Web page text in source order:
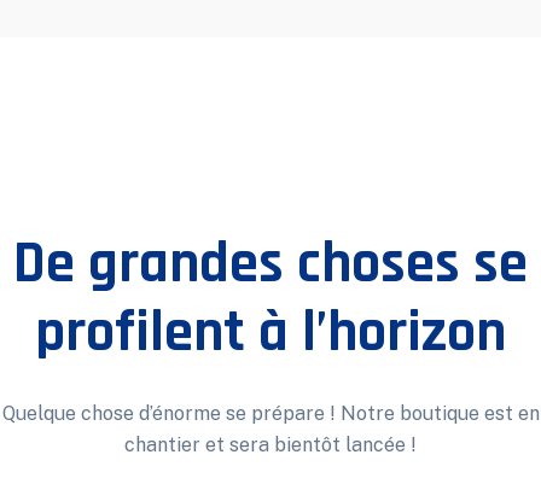
De grandes choses se
profilent à l’horizon
Quelque chose d’énorme se prépare ! Notre boutique est en
chantier et sera bientôt lancée !